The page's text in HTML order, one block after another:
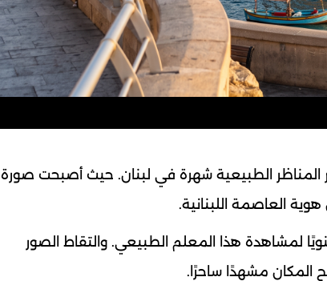
الطبيعية شهرة في لبنان. حيث أصبحت صورة
العاصمة اللبنانية.
لمشاهدة هذا المعلم الطبيعي. والتقاط الصور
المكان مشهدًا ساحرًا.